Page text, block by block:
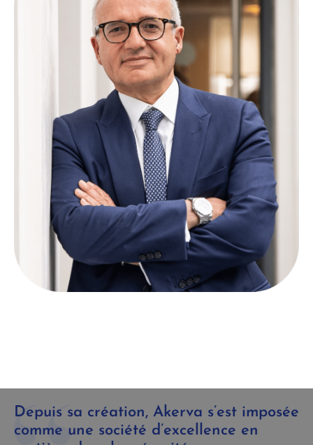
Depuis sa création, Akerva s’est imposée
comme une société d’excellence en